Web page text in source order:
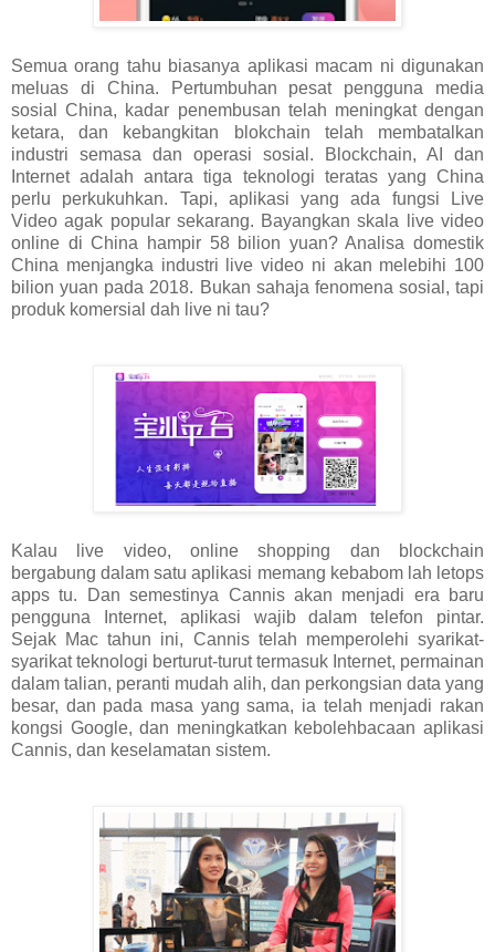
Semua orang tahu biasanya aplikasi macam ni digunakan
meluas di China. Pertumbuhan pesat pengguna media
sosial China, kadar penembusan telah meningkat dengan
ketara, dan kebangkitan blokchain telah membatalkan
industri semasa dan operasi sosial. Blockchain, AI dan
Internet adalah antara tiga teknologi teratas yang China
perlu perkukuhkan. Tapi, aplikasi yang ada fungsi Live
Video agak popular sekarang. Bayangkan skala live video
online di China hampir 58 bilion yuan? Analisa domestik
China menjangka industri live video ni akan melebihi 100
bilion yuan pada 2018. Bukan sahaja fenomena sosial, tapi
produk komersial dah live ni tau?
Kalau live video, online shopping dan blockchain
bergabung dalam satu aplikasi memang kebabom lah letops
apps tu. Dan semestinya Cannis akan menjadi era baru
pengguna Internet, aplikasi wajib dalam telefon pintar.
Sejak Mac tahun ini, Cannis telah memperolehi syarikat-
syarikat teknologi berturut-turut termasuk Internet, permainan
dalam talian, peranti mudah alih, dan perkongsian data yang
besar, dan pada masa yang sama, ia telah menjadi rakan
kongsi Google, dan meningkatkan kebolehbacaan aplikasi
Cannis, dan keselamatan sistem.